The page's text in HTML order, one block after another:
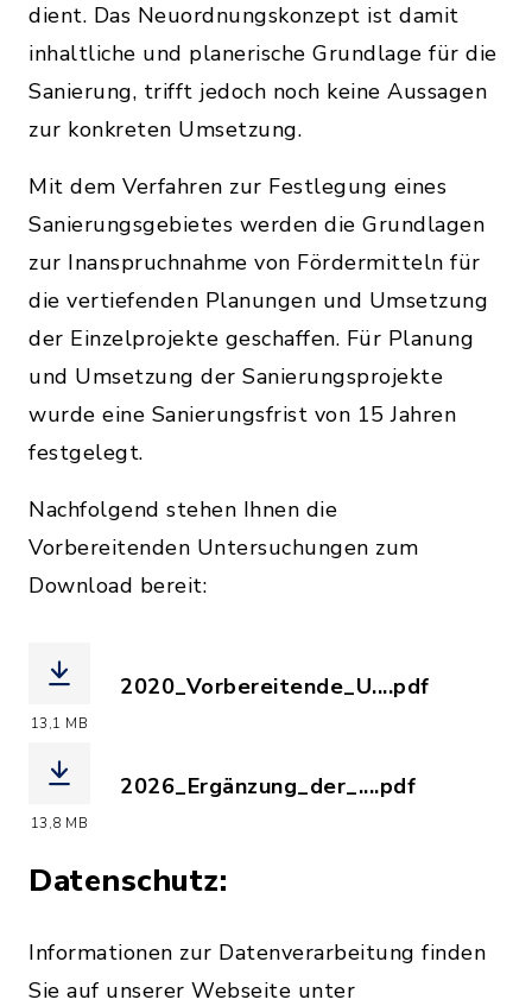
dient. Das Neuordnungskonzept ist damit
inhaltliche und planerische Grundlage für die
Sanierung, trifft jedoch noch keine Aussagen
zur konkreten Umsetzung.
Mit dem Verfahren zur Festlegung eines
Sanierungsgebietes werden die Grundlagen
zur Inanspruchnahme von Fördermitteln für
die vertiefenden Planungen und Umsetzung
der Einzelprojekte geschaffen. Für Planung
und Umsetzung der Sanierungsprojekte
wurde eine Sanierungsfrist von 15 Jahren
festgelegt.
Nachfolgend stehen Ihnen die
Vorbereitenden Untersuchungen zum
Download bereit:
13,1 MB
2020_Vorbereitende_U....pdf
13,8 MB
2026_Ergänzung_der_....pdf
Datenschutz:
Informationen zur Datenverarbeitung finden
Sie auf unserer Webseite unter